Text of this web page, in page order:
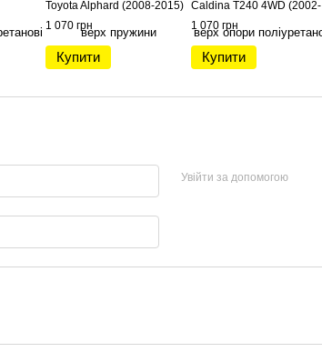
Toyota Alphard (2008-2015)
1 070 грн
Купити
Caldina T240 4WD (2002-
2007)
1 070 грн
Купити
Увійти за допомогою